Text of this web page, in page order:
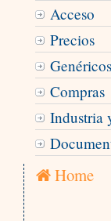
Acceso
Precios
Genéricos
Compras
Industria
Home